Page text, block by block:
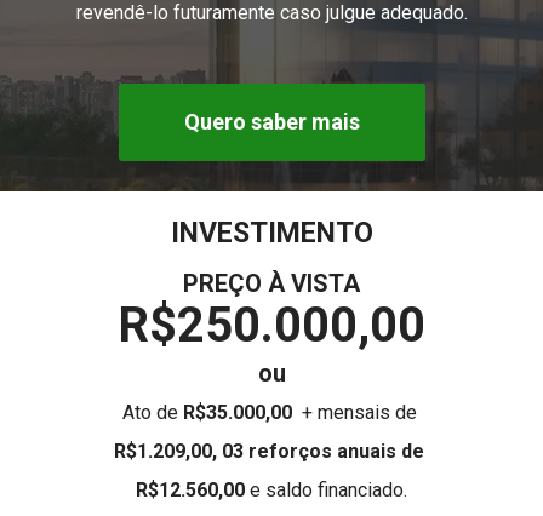
revendê-lo futuramente caso julgue adequado.
Quero saber mais
PREÇO À VISTA
R$250.000,00
Ato de R$35.000,00
+ mensais de
R$1.209,00, 03 reforços anuais de
R$12.560,00 e saldo financiado.
ou
INVESTIMENTO